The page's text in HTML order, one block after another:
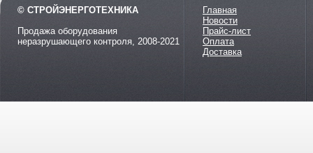
© СТРОЙЭНЕРГОТЕХНИКА
Продажа оборудования
неразрушающего контроля, 2008-2021
Главная
Новости
Прайс-лист
Оплата
Доставка